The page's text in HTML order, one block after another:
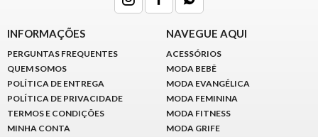
INFORMAÇÕES
PERGUNTAS FREQUENTES
QUEM SOMOS
POLÍTICA DE ENTREGA
POLÍTICA DE PRIVACIDADE
TERMOS E CONDIÇÕES
MINHA CONTA
NAVEGUE AQUI
ACESSÓRIOS
MODA BEBÊ
MODA EVANGÉLICA
MODA FEMININA
MODA FITNESS
MODA GRIFE